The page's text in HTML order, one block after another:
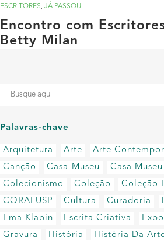
ESCRITORES, JÁ PASSOU
Encontro com
Betty Milan
Palavras-chave
Arquitetura Arte Arte
Canção
Casa-Museu
Casa
Colecionismo
Coleção Coleção
CORALUSP
Cultura Curadoria
Ema Klabin
Escrita Criativa
Gravura
História História Da